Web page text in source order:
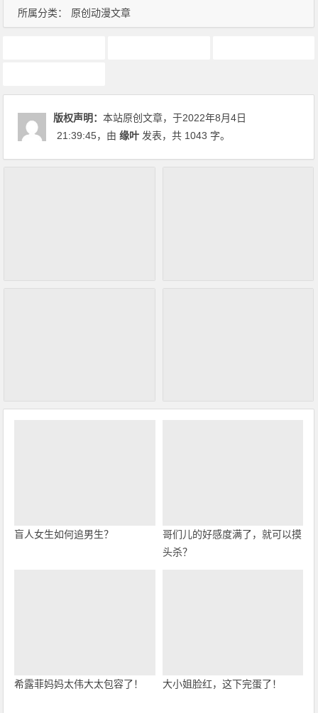
所属分类： 原创动漫文章
版权声明：本站原创文章，于2022年8月4日
21:39:45，由缘叶 发表，共 1043 字。
盲人女生如何追男生？
哥们儿的好感度满了，就可以摸
头杀？
希露菲妈妈太伟大太包容了！ 大小姐脸红，这下完蛋了！